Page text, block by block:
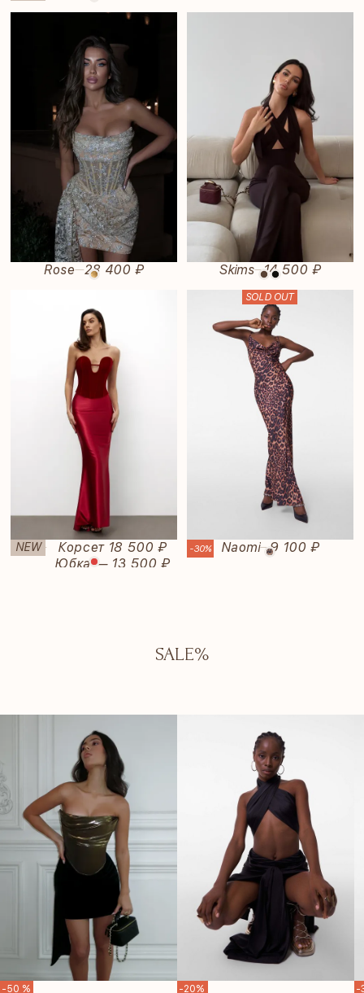
Rose—28 400 ₽ Skims—14 500 ₽
NEW
Rubi—
Корсет 18 500 ₽
Юбка — 13 500 ₽
-30% Naomi—9 100 ₽
SOLD OUT
SALE%
-50 % SALE
-20% -